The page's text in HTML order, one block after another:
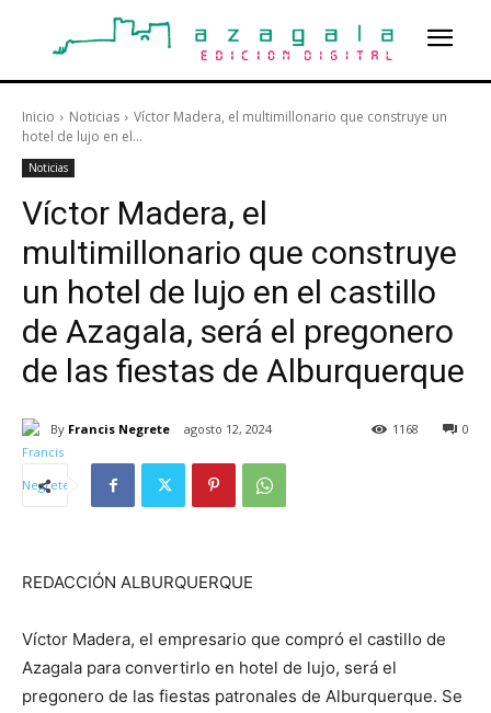
Inicio Noticias
Víctor Madera, el multimillonario que construye un
hotel de lujo en el...
Noticias
Víctor Madera, el
multimillonario que construye
un hotel de lujo en el castillo
de Azagala, será el pregonero
de las fiestas de Alburquerque
By Francis Negrete agosto 12, 2024 0
1168
REDACCIÓN ALBURQUERQUE
Víctor Madera, el empresario que compró el castillo de
Azagala para convertirlo en hotel de lujo, será el
pregonero de las fiestas patronales de Alburquerque. Se